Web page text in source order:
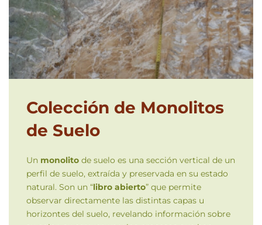
Colección de Monolitos
de Suelo
Un monolito de suelo es una sección vertical de un
perfil de suelo, extraída y preservada en su estado
natural. Son un “libro abierto” que permite
observar directamente las distintas capas u
horizontes del suelo, revelando información sobre